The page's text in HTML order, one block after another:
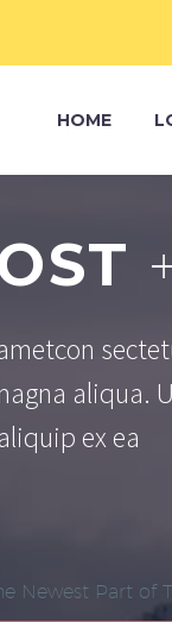
HOME
aliqua.
ex ea
Newest Part of